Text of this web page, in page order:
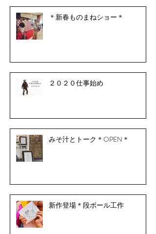
＊新春ものまねショー＊
２０２０仕事始め
みそ汁とトーク＊OPEN＊
新作登場＊段ボール工作